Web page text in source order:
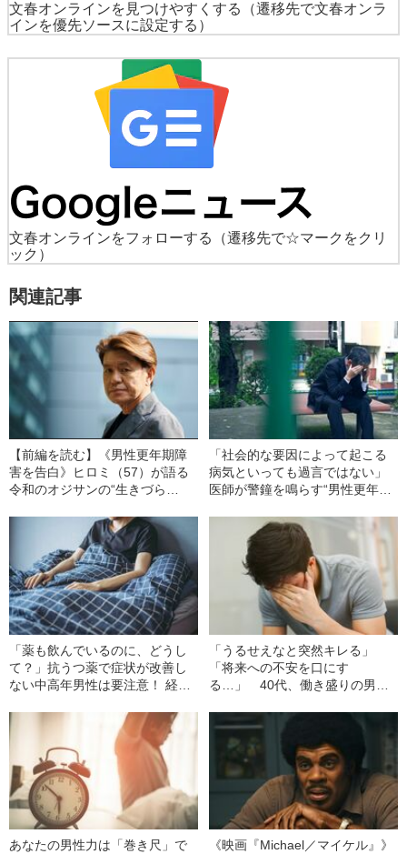
文春オンラインを見つけやすくする
（遷移先で文春オンラ
インを優先ソースに設定する）
文春オンラインをフォローする
（遷移先で☆マークをクリ
ック）
関連記事
【前編を読む】《男性更年期障
害を告白》ヒロミ（57）が語る
令和のオジサンの“生きづら
わからない」「体調が悪いと言
「社会的な要因によって起こる
病気といっても過言ではない」
医師が警鐘を鳴らす“男性更年期
クリスト付き》
「薬も飲んでいるのに、どうし
て？」抗うつ薬で症状が改善し
ない中高年男性は要注意！ 経験
「うるせえなと突然キレる」
「将来への不安を口にす
る…」 40代、働き盛りの男性
あなたの男性力は「巻き尺」で
《映画『Michael／マイケル』》